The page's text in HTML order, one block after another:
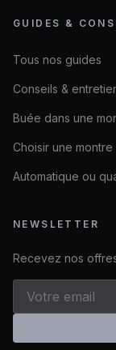
GUIDES &
Tous nos guides
Conseils &
Buée dans une
Choisir une
Automatique ou
NEWSLETTER
Recevez nos